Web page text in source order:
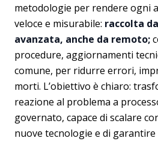
metodologie per rendere ogni
veloce e misurabile: raccolta
avanzata, anche da remoto;
procedure, aggiornamenti
comune, per ridurre errori,
morti. L’obiettivo è chiaro:
reazione al problema a
governato, capace di scalare
nuove tecnologie e di